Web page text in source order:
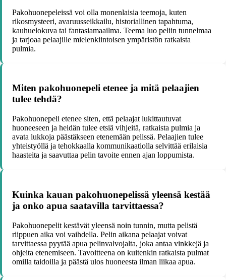
Pakohuonepeleissä voi olla monenlaisia teemoja, kuten
rikosmysteeri, avaruusseikkailu, historiallinen tapahtuma,
kauhuelokuva tai fantasiamaailma. Teema luo peliin tunnelmaa
ja tarjoaa pelaajille mielenkiintoisen ympäristön ratkaista
pulmia.
Miten pakohuonepeli etenee ja mitä pelaajien
tulee tehdä?
Pakohuonepeli etenee siten, että pelaajat lukittautuvat
huoneeseen ja heidän tulee etsiä vihjeitä, ratkaista pulmia ja
avata lukkoja päästäkseen etenemään pelissä. Pelaajien tulee
yhteistyöllä ja tehokkaalla kommunikaatiolla selvittää erilaisia
haasteita ja saavuttaa pelin tavoite ennen ajan loppumista.
Kuinka kauan pakohuonepelissä yleensä kestää
ja onko apua saatavilla tarvittaessa?
Pakohuonepelit kestävät yleensä noin tunnin, mutta pelistä
riippuen aika voi vaihdella. Pelin aikana pelaajat voivat
tarvittaessa pyytää apua pelinvalvojalta, joka antaa vinkkejä ja
ohjeita etenemiseen. Tavoitteena on kuitenkin ratkaista pulmat
omilla taidoilla ja päästä ulos huoneesta ilman liikaa apua.